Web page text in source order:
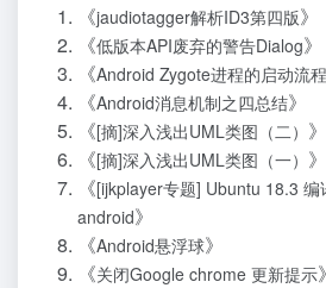
《jaudiotagger解析ID3第四版》
《低版本API废弃的警告Dialog》
《Android Zygote进程的启动流
《Android消息机制之四总结》
《[摘]深入浅出UML类图（二） 》
《[摘]深入浅出UML类图（一） 》
《[ijkplayer专题] Ubuntu 18.3 编
android》
《Android悬浮球》
《关闭Google chrome 更新提示》